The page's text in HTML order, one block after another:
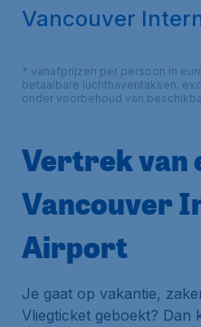
Vancouver
* vanafprijzen per persoon in
betaalbare luchthaventaksen,
onder voorbehoud van
Vertrek van
Vancouver
Airport
Je gaat op vakantie,
Vliegticket geboekt? Dan